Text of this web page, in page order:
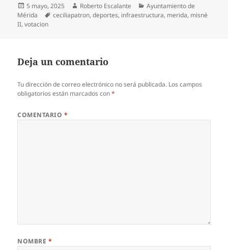
Publicado
el
5 mayo, 2025 Autor
Roberto Escalante Categorías
Ayuntamiento de
Mérida
Etiquetas
ceciliapatron,deportes, infraestructura, merida, misné
II,votacion
Deja un comentario
Tu dirección de correo electrónico no será publicada. Los campos
obligatorios están marcados con*
COMENTARIO *
NOMBRE *